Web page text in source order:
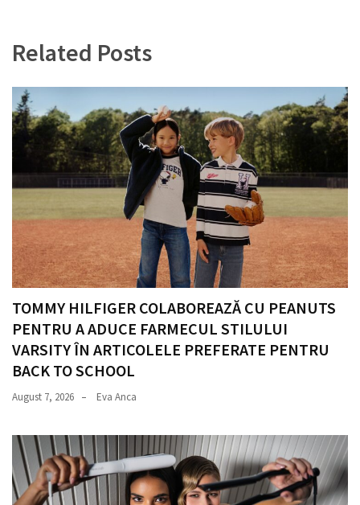
Related Posts
TOMMY HILFIGER COLABOREAZĂ CU PEANUTS
PENTRU A ADUCE FARMECUL STILULUI
VARSITY ÎN ARTICOLELE PREFERATE PENTRU
BACK TO SCHOOL
August 7, 2026 Eva Anca